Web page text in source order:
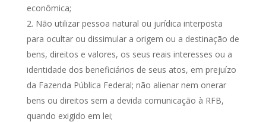
econômica;
Não utilizar pessoa natural ou jurídica interposta
para ocultar ou dissimular a origem ou a destinação de
bens, direitos e valores, os seus reais interesses ou a
identidade dos beneficiários de seus atos, em prejuízo
da Fazenda Pública Federal; não alienar nem onerar
bens ou direitos sem a devida comunicação à RFB,
quando exigido em lei;